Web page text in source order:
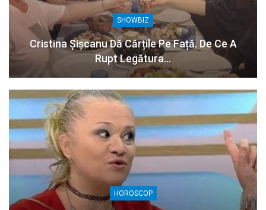
SHOWBIZ
Cristina Șișcanu Dă Cărțile Pe Față. De Ce A
Rupt Legătura…
HOROSCOP